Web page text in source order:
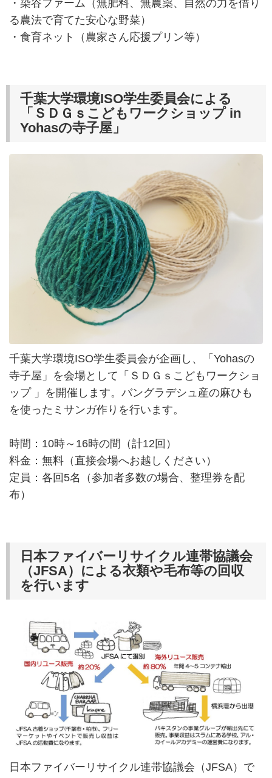
・染谷ファーム（無肥料、無農薬、自然の力を借り
る農法で育てた安心な野菜）
・食育ネット（農家さん応援プリン等）
千葉大学環境ISO学生委員会による
「ＳＤＧｓこどもワークショップ in
Yohasの寺子屋」
千葉大学環境ISO学生委員会が企画し、「Yohasの
寺子屋」を会場として「ＳＤＧｓこどもワークショ
ップ 」を開催します。バングラデシュ産の麻ひも
を使ったミサンガ作りを行います。
時間：10時～16時の間（計12回）
料金：無料（直接会場へお越しください）
定員：各回5名（参加者多数の場合、整理券を配
布）
日本ファイバーリサイクル連帯協議会
（JFSA）による衣類や毛布等の回収
を行います
日本ファイバーリサイクル連帯協議会（JFSA）で